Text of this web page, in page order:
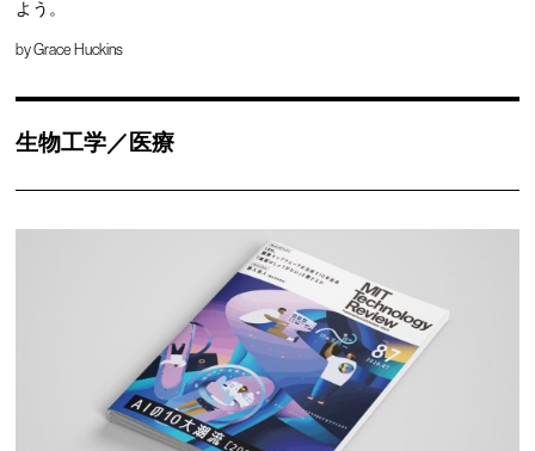
よう。
byGrace Huckins
生物工学／医療